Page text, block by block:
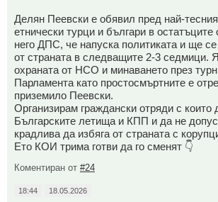
Делян Пеевски е обявил пред най-тесния
етнически турци и българи в остатъците
него ДПС, че напуска политиката и ще
от страната в следващите 2-3 седмици.
охраната от НСО и минаването през
Парламента като простосмъртните е
приземило Пеевски.
Организирам граждански отряди с които
Българските летища и КПП и да не
крадлива да избяга от страната с
Ето КОИ трима готви да го сменят 👇
Коментиран от #24
18:44 18.05.2026